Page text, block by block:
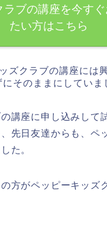
ブの講座を今す
たい方はこちら
ズクラブの講座には
そのままにしていま
講座に申し込みして
先日友達からも、ペ
た。
方がペッピーキッズ